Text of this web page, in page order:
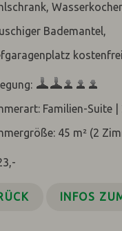
Wasserkocher,
Bademantel,
kostenfrei
Familien-Suite |
45 m² (2
INFOS